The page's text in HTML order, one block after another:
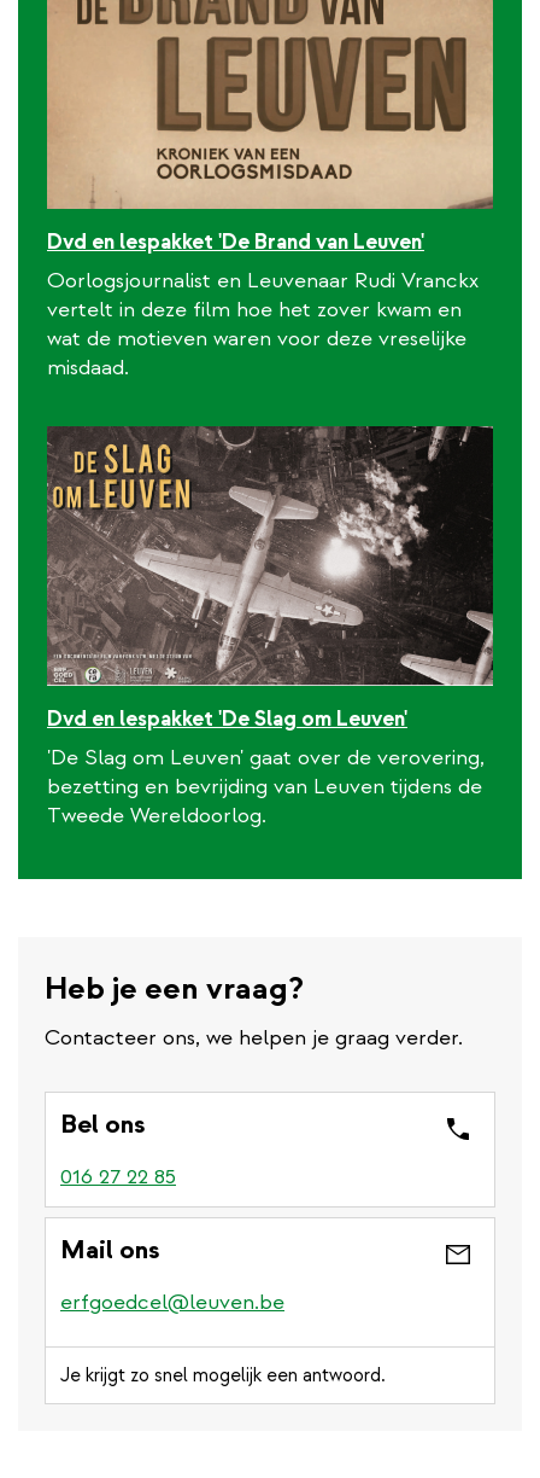
Dvd en lespakket 'De Brand van Leuven'
Oorlogsjournalist en Leuvenaar Rudi Vranckx
vertelt in deze film hoe het zover kwam en
wat de motieven waren voor deze vreselijke
misdaad.
Dvd en lespakket 'De Slag om Leuven'
'De Slag om Leuven' gaat over de verovering,
bezetting en bevrijding van Leuven tijdens de
Tweede Wereldoorlog.
Heb je een vraag?
Contacteer ons, we helpen je graag verder.
Bel ons
016 27 22 85
Mail ons
erfgoedcel@leuven.be
Je krijgt zo snel mogelijk een antwoord.